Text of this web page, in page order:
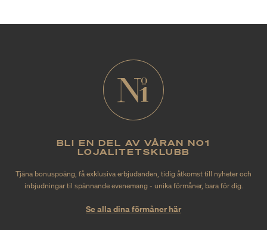
BLI EN DEL AV VÅRAN NO1
LOJALITETSKLUBB
Tjäna bonuspoäng, få exklusiva erbjudanden, tidig åtkomst till nyheter och
inbjudningar til spännande evenemang - unika förmåner, bara för dig.
Se alla dina förmåner här